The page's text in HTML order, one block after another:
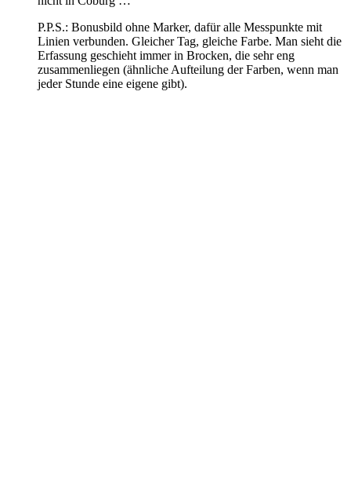
P.P.S.: Bonusbild ohne Marker, dafür alle Messpunkte mit
Linien verbunden. Gleicher Tag, gleiche Farbe. Man sieht die
Erfassung geschieht immer in Brocken, die sehr eng
zusammenliegen (ähnliche Aufteilung der Farben, wenn man
jeder Stunde eine eigene gibt).